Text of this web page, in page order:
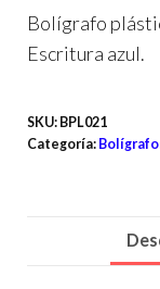
Bolígrafo
Escritura azul.
SKU: BPL021
Categoría: